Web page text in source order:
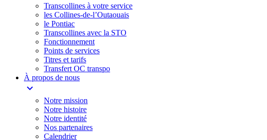
Transcollines à votre service​
les Collines-de-l’Outaouais​
le Pontiac​
Transcollines avec la STO
Fonctionnement
Points de services
Titres et tarifs
Transfert OC transpo
À propos de nous
expand_more
Notre mission
Notre histoire
Notre identité
Nos partenaires
Calendrier